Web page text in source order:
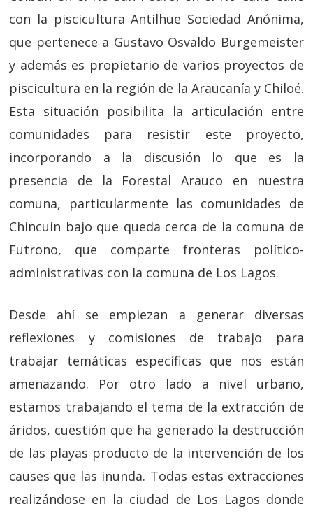
con la piscicultura Antilhue Sociedad Anónima,
que pertenece a Gustavo Osvaldo Burgemeister
y además es propietario de varios proyectos de
piscicultura en la región de la Araucanía y Chiloé.
Esta situación posibilita la articulación entre
comunidades para resistir este proyecto,
incorporando a la discusión lo que es la
presencia de la Forestal Arauco en nuestra
comuna, particularmente las comunidades de
Chincuin bajo que queda cerca de la comuna de
Futrono, que comparte fronteras político-
administrativas con la comuna de Los Lagos.
Desde ahí se empiezan a generar diversas
reflexiones y comisiones de trabajo para
trabajar temáticas específicas que nos están
amenazando. Por otro lado a nivel urbano,
estamos trabajando el tema de la extracción de
áridos, cuestión que ha generado la destrucción
de las playas producto de la intervención de los
causes que las inunda. Todas estas extracciones
realizándose en la ciudad de Los Lagos donde